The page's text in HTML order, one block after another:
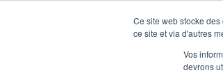
Ce site web stocke
ce site et via d'autres
Vos
devrons
Je participe à une session